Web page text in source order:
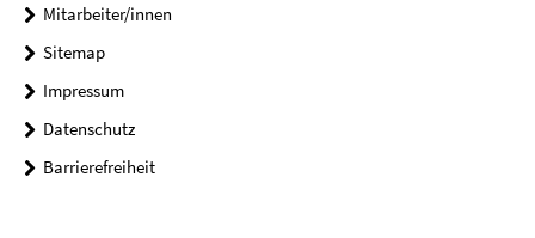
Mitarbeiter/innen
Sitemap
Impressum
Datenschutz
Barrierefreiheit